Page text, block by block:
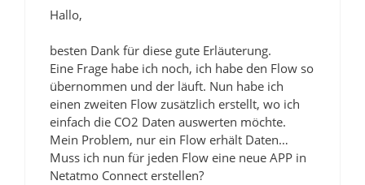
Hallo,
besten Dank für diese gute Erläuterung.
Eine Frage habe ich noch, ich habe den Flow so
übernommen und der läuft. Nun habe ich
einen zweiten Flow zusätzlich erstellt, wo ich
einfach die CO2 Daten auswerten möchte.
Mein Problem, nur ein Flow erhält Daten…
Muss ich nun für jeden Flow eine neue APP in
Netatmo Connect erstellen?